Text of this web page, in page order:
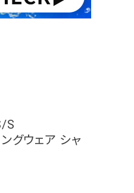
S
グウェア シャ